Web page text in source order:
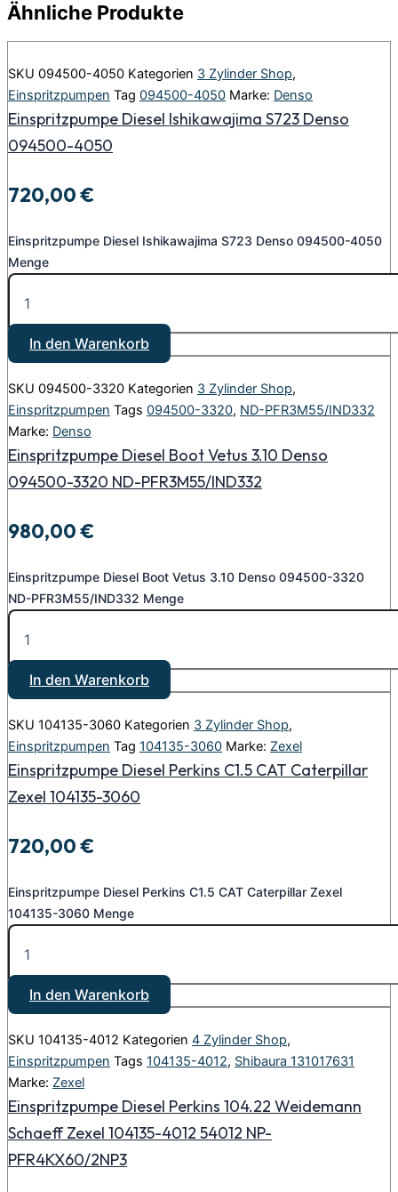
Ähnliche Produkte
SKU 094500-4050 Kategorien 3 Zylinder Shop,
Einspritzpumpen Tag 094500-4050 Marke: Denso
Einspritzpumpe Diesel Ishikawajima S723 Denso
094500-4050
720,00€
Einspritzpumpe Diesel Ishikawajima S723 Denso 094500-4050
Menge
In den Warenkorb
SKU 094500-3320 Kategorien 3 Zylinder Shop,
Einspritzpumpen Tags 094500-3320, ND-PFR3M55/IND332
Marke: Denso
Einspritzpumpe Diesel Boot Vetus 3.10 Denso
094500-3320 ND-PFR3M55/IND332
980,00€
Einspritzpumpe Diesel Boot Vetus 3.10 Denso 094500-3320
ND-PFR3M55/IND332 Menge
In den Warenkorb
SKU 104135-3060 Kategorien 3 Zylinder Shop,
Einspritzpumpen Tag 104135-3060 Marke: Zexel
Einspritzpumpe Diesel Perkins C1.5 CAT Caterpillar
Zexel 104135-3060
720,00€
Einspritzpumpe Diesel Perkins C1.5 CAT Caterpillar Zexel
104135-3060 Menge
In den Warenkorb
SKU 104135-4012 Kategorien 4 Zylinder Shop,
Einspritzpumpen Tags 104135-4012, Shibaura 131017631
Marke: Zexel
Einspritzpumpe Diesel Perkins 104.22 Weidemann
Schaeff Zexel 104135-4012 54012 NP-
PFR4KX60/2NP3